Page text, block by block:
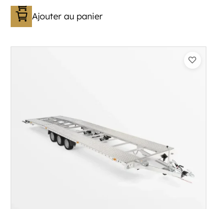
Longueur utile (mm) :
Plancher :Lorhs en Aluminium
Ajouter au panier